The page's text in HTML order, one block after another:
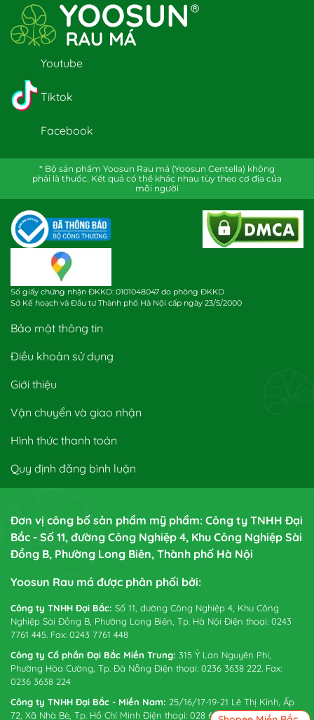
Youtube
Tiktok
Facebook
* Bộ sản phẩm Yoosun Rau má (Yoosun Centella) không
phải là thuốc. Kết quả có thể khác nhau tùy theo cơ địa của
mỗi người
Số giấy chứng nhận ĐKKD: 0101048047 do phòng ĐKKD
Sở Kế hoạch và Đầu tư Thành phố Hà Nội cấp ngày 23/5/2000
Bảo mật thông tin
Điều khoản sử dụng
Giới thiệu
Vận chuyển và giao nhận
Hình thức thanh toán
Quy định đăng bình luận
Đơn vị công bố sản phẩm mỹ phẩm: Công ty TNHH Đại
Bắc - Số 11, đường Công Nghiệp 4, Khu Công Nghiệp Sài
Đồng B, Phường Long Biên, Thành phố Hà Nội
Yoosun Rau má được phân phối bởi:
Công ty TNHH Đại Bắc: Số 11, đường Công Nghiệp 4, Khu Công
Nghiệp Sài Đồng B, Phường Long Biên, Tp. Hà Nội Điện thoại: 0243
7761 445. Fax: 0243 7761 448
Công ty Cổ phần Đại Bắc Miền Trung: 315 Ỷ Lan Nguyên Phi,
Phường Hòa Cường, Tp. Đà Nẵng Điện thoại: 0236 3638 222. Fax:
0236 3638 224
Công ty TNHH Đại Bắc - Miền Nam: 25/16/17-19-21 Lê Thị Kỉnh, Ấp
72, Xã Nhà Bè, Tp. Hồ Chí Minh Điện thoại: 028 6265 0738. Fax: